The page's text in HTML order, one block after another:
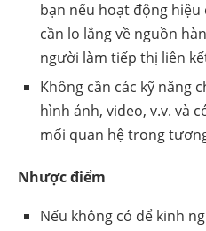
bạn nếu hoạt động hiệu
cần lo lắng về nguồn
người làm tiếp thị liên
Không cần các kỹ năng
hình ảnh, video, v.v. và
mối quan hệ trong
Nhược điểm
Nếu không có để kinh